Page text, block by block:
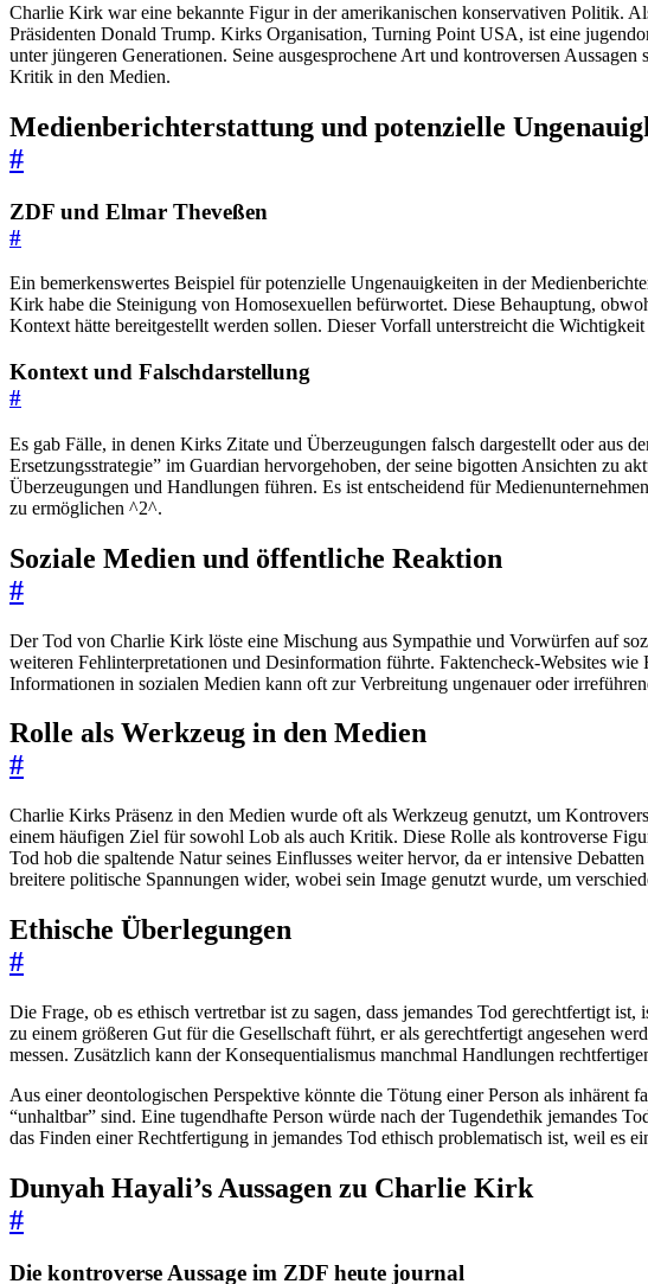
Charlie Kirk war eine bekannte Figur in der amerikanischen konservativen Politik.
Präsidenten Donald Trump. Kirks Organisation, Turning Point USA, ist eine
unter jüngeren Generationen. Seine ausgesprochene Art und kontroversen
Kritik in den Medien.
Medienberichterstattung und potenzielle
#
ZDF und Elmar Theveßen
#
Ein bemerkenswertes Beispiel für potenzielle Ungenauigkeiten in der
Kirk habe die Steinigung von Homosexuellen befürwortet. Diese Behauptung,
Kontext hätte bereitgestellt werden sollen. Dieser Vorfall unterstreicht die
Kontext und Falschdarstellung
#
Es gab Fälle, in denen Kirks Zitate und Überzeugungen falsch dargestellt oder aus
Ersetzungsstrategie” im Guardian hervorgehoben, der seine bigotten Ansichten zu
Überzeugungen und Handlungen führen. Es ist entscheidend für
zu ermöglichen ^2^.
Soziale Medien und öffentliche Reaktion
#
Der Tod von Charlie Kirk löste eine Mischung aus Sympathie und Vorwürfen auf
weiteren Fehlinterpretationen und Desinformation führte. Faktencheck-Websites
Informationen in sozialen Medien kann oft zur Verbreitung ungenauer oder
Rolle als Werkzeug in den Medien
#
Charlie Kirks Präsenz in den Medien wurde oft als Werkzeug genutzt, um
einem häufigen Ziel für sowohl Lob als auch Kritik. Diese Rolle als kontroverse
Tod hob die spaltende Natur seines Einflusses weiter hervor, da er intensive
breitere politische Spannungen wider, wobei sein Image genutzt wurde, um
Ethische Überlegungen
#
Die Frage, ob es ethisch vertretbar ist zu sagen, dass jemandes Tod gerechtfertigt
zu einem größeren Gut für die Gesellschaft führt, er als gerechtfertigt angesehen
messen. Zusätzlich kann der Konsequentialismus manchmal Handlungen
Aus einer deontologischen Perspektive könnte die Tötung einer Person als inhärent
“unhaltbar” sind. Eine tugendhafte Person würde nach der Tugendethik jemandes
das Finden einer Rechtfertigung in jemandes Tod ethisch problematisch ist, weil
Dunyah Hayali’s Aussagen zu Charlie Kirk
#
Die kontroverse Aussage im ZDF heute journal